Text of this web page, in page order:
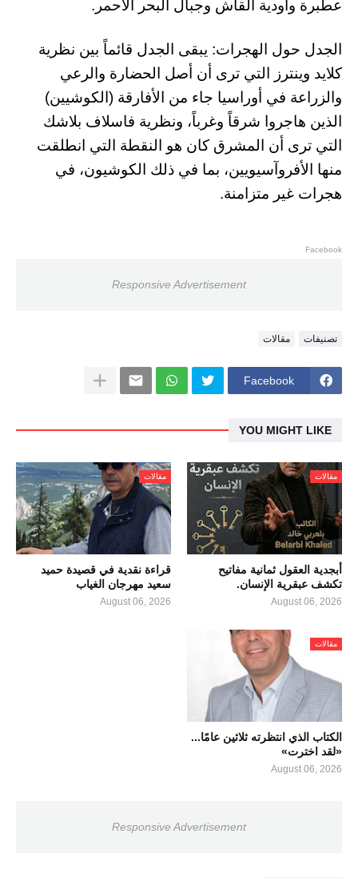
عطبرة وأودية القاش وجبال البحر الأحمر.
الجدل حول الهجرات: يبقى الجدل قائماً بين نظرية
كلايد وينترز التي ترى أن أصل الحضارة والرعي
والزراعة في أوراسيا جاء من الأفارقة (الكوشيين)
الذين هاجروا شرقاً وغرباً، ونظرية فاسلاف بلاشك
التي ترى أن المشرق كان هو النقطة التي انطلقت
منها الأفروآسيويين، بما في ذلك الكوشيون، في
هجرات غير متزامنة.
Facebook
Responsive Advertisement
تصنيفات مقالات
Facebook
YOU MIGHT LIKE
مقالات
أبجدية العقول ثمانية مفاتيح
تكشف عبقرية الإنسان.
August 06, 2026
مقالات
قراءة نقدية في قصيدة حميد
سعيد مهرجان الغياب
August 06, 2026
مقالات
الكتاب الذي انتظرته ثلاثين عامًا...
«لقد اخترت»
August 06, 2026
Responsive Advertisement